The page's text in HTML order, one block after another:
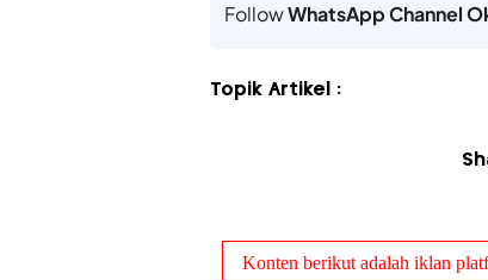
FollowWhatsApp Channel
Topik Artikel :